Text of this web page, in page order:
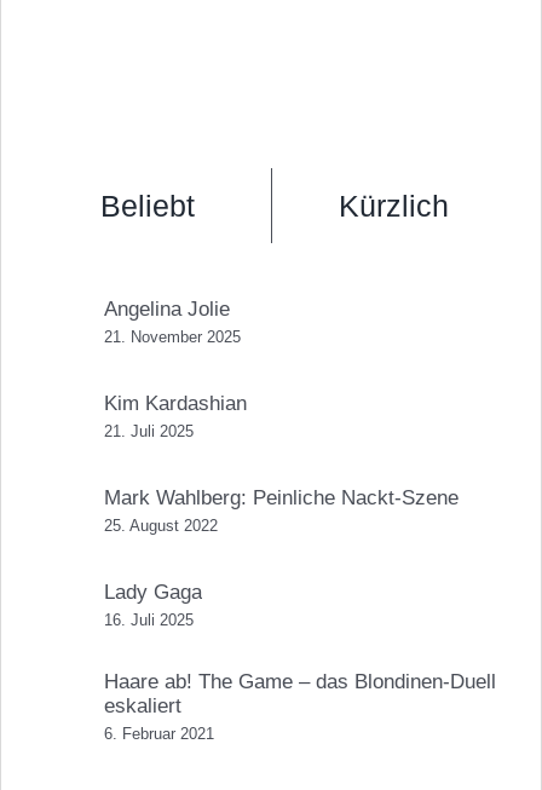
Beliebt Kürzlich
Angelina Jolie
21. November 2025
Kim Kardashian
21. Juli 2025
Mark Wahlberg: Peinliche Nackt-Szene
25. August 2022
Lady Gaga
16. Juli 2025
Haare ab! The Game – das Blondinen-Duell
eskaliert
6. Februar 2021